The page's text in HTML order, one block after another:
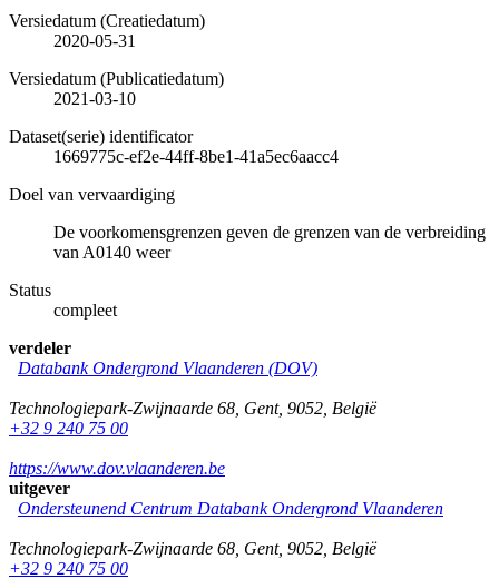
Versiedatum (Creatiedatum)
2020-05-31
Versiedatum (Publicatiedatum)
2021-03-10
Dataset(serie) identificator
1669775c-ef2e-44ff-8be1-41a5ec6aacc4
Doel van vervaardiging
De voorkomensgrenzen geven de grenzen van de verbreiding
van A0140 weer
Status
compleet
verdeler
Databank Ondergrond Vlaanderen (DOV)
Technologiepark-Zwijnaarde 68 Gent, 9052 België
+32 9 240 75 00
https://www.dov.vlaanderen.be
uitgever
Ondersteunend Centrum Databank Ondergrond Vlaanderen
Technologiepark-Zwijnaarde 68 Gent, 9052 België
+32 9 240 75 00